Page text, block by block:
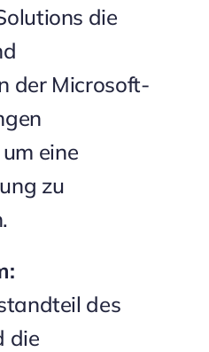
die
der Microsoft-
eine
zu
des
die